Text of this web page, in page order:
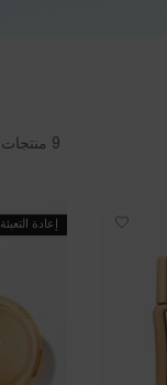
9 منتجات
إعادة التعبئة